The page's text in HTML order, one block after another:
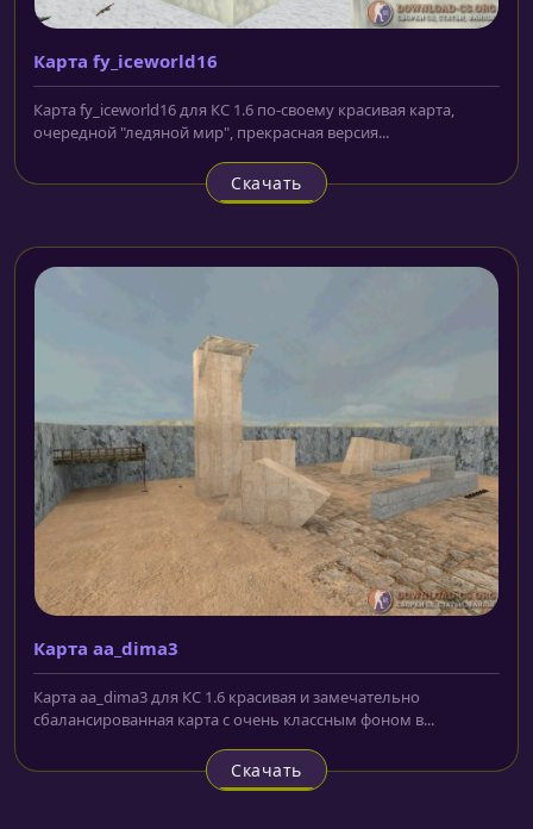
Карта fy_iceworld16
Карта fy_iceworld16 для КС 1.6 по-своему красивая карта,
очередной "ледяной мир", прекрасная версия...
Скачать
Карта aa_dima3
Карта aa_dima3 для КС 1.6 красивая и замечательно
сбалансированная карта с очень классным фоном в...
Скачать